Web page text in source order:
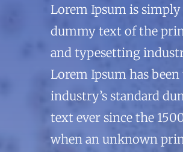
Lorem Ipsum is simply
dummy text of the
and typesetting
Lorem Ipsum has been
industry’s standard
text ever since the
when an unknown